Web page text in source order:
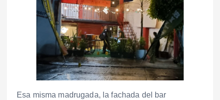
Esa misma madrugada, la fachada del bar